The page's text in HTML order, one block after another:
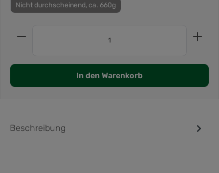
Nicht durchscheinend, ca. 660g
In den Warenkorb
Beschreibung